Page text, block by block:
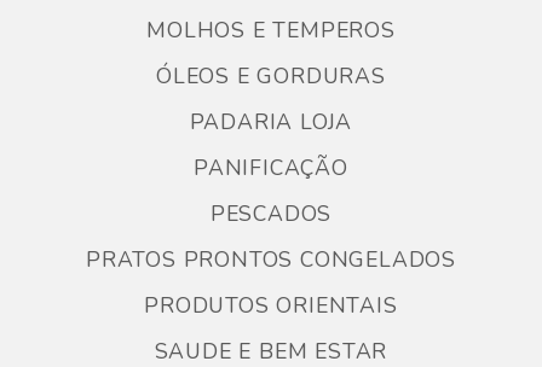
MOLHOS E TEMPEROS
ÓLEOS E GORDURAS
PADARIA LOJA
PANIFICAÇÃO
PESCADOS
PRATOS PRONTOS CONGELADOS
PRODUTOS ORIENTAIS
SAUDE E BEM ESTAR